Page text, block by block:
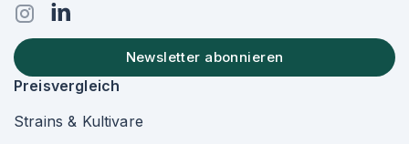
Newsletter abonnieren
Preisvergleich
Strains & Kultivare